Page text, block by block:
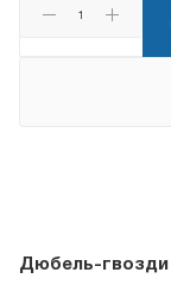
Дюбель-гвозди